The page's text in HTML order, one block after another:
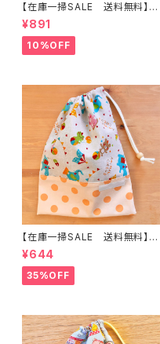
【在庫一掃SALE 送料無料】巾
着袋(中)☆30×24cm【かっこい
い車柄】 ★KC.3738 くるま
男の子｜通園通学用のかわいい
巾着袋や入園オーダーHoshiz
¥891
10%OFF
【在庫一掃SALE 送料無料】巾
着袋(中)☆30×23cm 【ウサギ・
クマ・ゾウ・アニマル柄】 ★KC.5
5｜通園通学用のかわいい巾着
袋や入園オーダーHoshizora
¥644
35%OFF